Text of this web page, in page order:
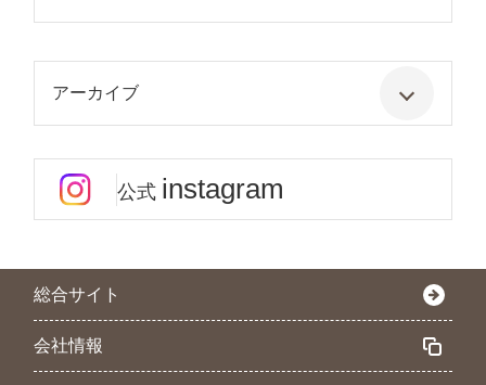
アーカイブ
公式 instagram
総合サイト
会社情報